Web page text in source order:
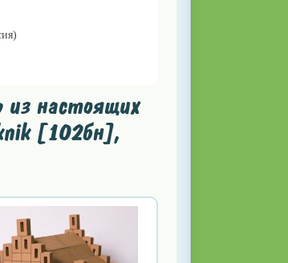
из настоящих
[102бн],